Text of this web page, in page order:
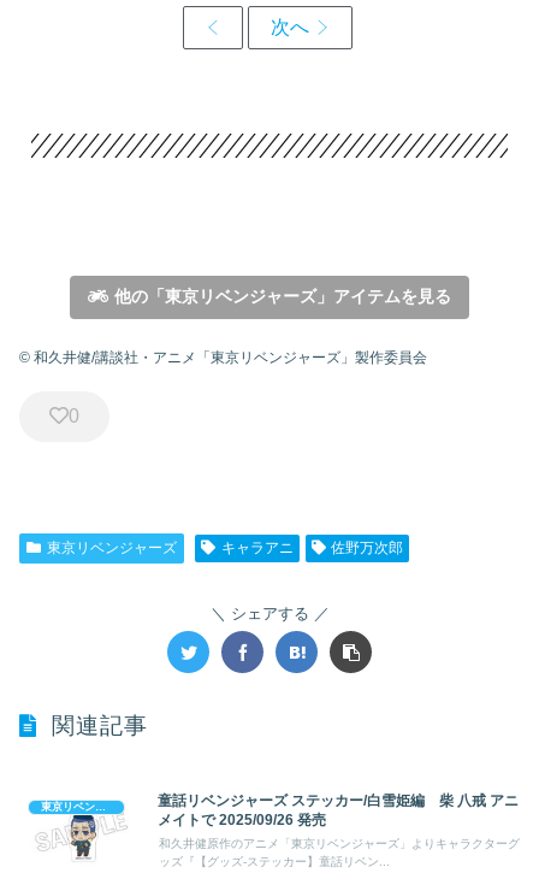
他の「東京リベンジャーズ」アイテムを見る
© 和久井健/講談社・アニメ「東京リベンジャーズ」製作委員会
0
東京リベンジャーズ キャラアニ 佐野万次郎
シェアする
関連記事
東京リベンジャーズ
童話リベンジャーズ ステッカー/白雪姫編 柴 八戒 アニ
メイトで 2025/09/26 発売
和久井健原作のアニメ「東京リベンジャーズ」よりキャラクターグ
ッズ『【グッズ-ステッカー】童話リベン...